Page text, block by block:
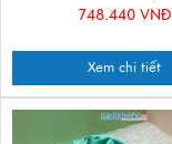
KLTA9090/4
748.440 VNĐ
Xem chi tiết